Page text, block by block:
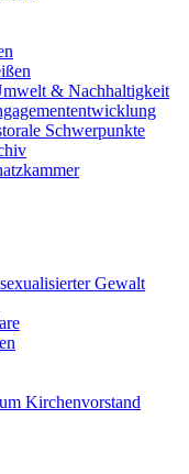
& Nachhaltigkeit
Schwerpunkte
Gewalt
Kirchenvorstand